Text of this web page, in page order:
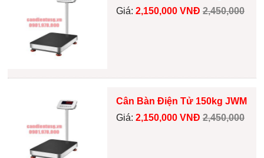
Giá: 2,150,000 VNĐ 2,450,000
Cân Bàn Điện Tử 150kg JWM
Giá: 2,150,000 VNĐ 2,450,000